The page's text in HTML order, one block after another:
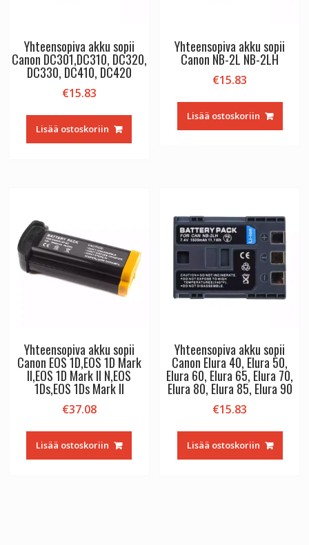
Yhteensopiva akku sopii
Canon DC301,DC310, DC320,
DC330, DC410, DC420
€15.83
Lisää ostoskoriin
Yhteensopiva akku sopii
Canon NB-2L NB-2LH
€15.83
Lisää ostoskoriin
Yhteensopiva akku sopii
Canon EOS 1D,EOS 1D Mark
II,EOS 1D Mark II N,EOS
1Ds,EOS 1Ds Mark II
€37.08
Lisää ostoskoriin
Yhteensopiva akku sopii
Canon Elura 40, Elura 50,
Elura 60, Elura 65, Elura 70,
Elura 80, Elura 85, Elura 90
€15.83
Lisää ostoskoriin